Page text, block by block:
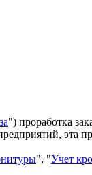
") проработка
эта
", "Учет